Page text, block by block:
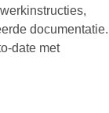
documentatie.
date met